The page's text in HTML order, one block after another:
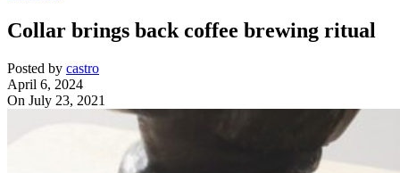
Collar brings back coffee brewing ritual
Posted by castro
April 6, 2024
On July 23, 2021